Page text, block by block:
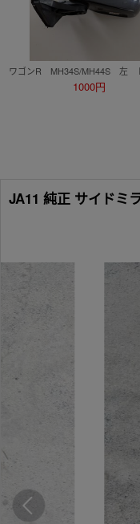
1000円
JA11 純正 サイドミ